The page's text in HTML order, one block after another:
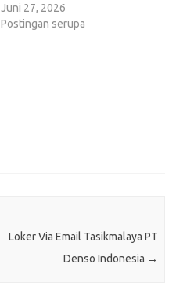
Juni 27, 2026
Postingan serupa
Loker Via Email Tasikmalaya PT
Denso Indonesia →